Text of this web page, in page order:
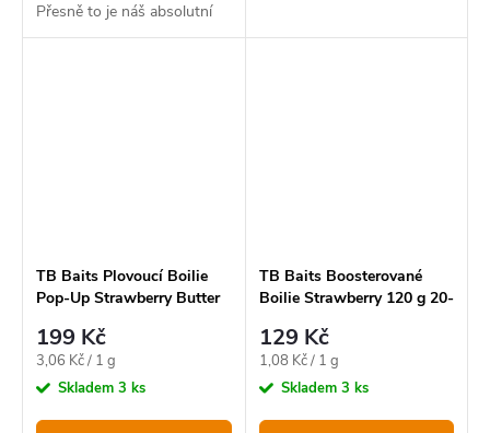
Přesně to je náš absolutní
bestseller v novém balení.
TB Baits Plovoucí Boilie
Pop-Up Strawberry Butter
199 Kč
Měrná
cena:
3,06 Kč / 1 g
Skladem 3 ks
TB Baits Boosterované
Boilie Strawberry 120 g 20-
129 Kč
Měrná
cena:
1,08 Kč / 1 g
Skladem 3 ks